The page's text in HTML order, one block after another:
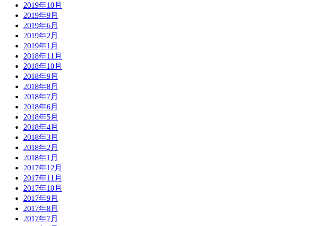
2019年10月
2019年9月
2019年6月
2019年2月
2019年1月
2018年11月
2018年10月
2018年9月
2018年8月
2018年7月
2018年6月
2018年5月
2018年4月
2018年3月
2018年2月
2018年1月
2017年12月
2017年11月
2017年10月
2017年9月
2017年8月
2017年7月